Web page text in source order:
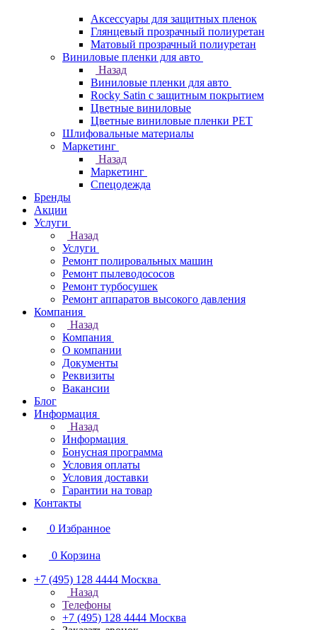
Аксессуары для защитных пленок
Глянцевый прозрачный полиуретан
Матовый прозрачный полиуретан
Виниловые пленки для авто
Назад
Виниловые пленки для авто
Rocky Satin с защитным покрытием
Цветные виниловые
Цветные виниловые пленки PET
Шлифовальные материалы
Маркетинг
Назад
Маркетинг
Спецодежда
Бренды
Акции
Услуги
Назад
Услуги
Ремонт полировальных машин
Ремонт пылеводососов
Ремонт турбосушек
Ремонт аппаратов высокого давления
Компания
Назад
Компания
О компании
Документы
Реквизиты
Вакансии
Блог
Информация
Назад
Информация
Бонусная программа
Условия оплаты
Условия доставки
Гарантии на товар
Контакты
0 Избранное
0 Корзина
+7 (495) 128 4444 Москва
Назад
Телефоны
+7 (495) 128 4444 Москва